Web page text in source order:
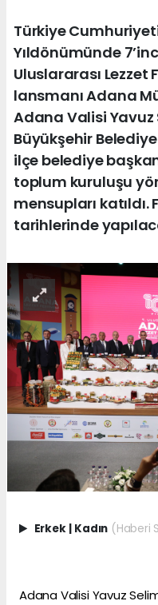
Türkiye
Yıldönümünde
Uluslararası Lezzet
lansmanı Adana
Adana Valisi
Büyükşehir
ilçe belediye
toplum kuruluşu
mensupları
tarihlerinde
Erkek Kadın (Haberi
Adana Valisi Yavuz